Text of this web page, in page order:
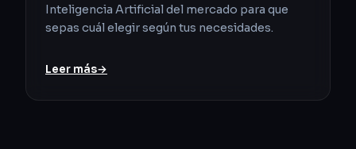
Inteligencia Artificial del mercado para que
sepas cuál elegir según tus necesidades.
Leer más→